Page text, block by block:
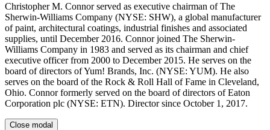
Christopher M. Connor served as executive chairman of The
Sherwin-Williams Company (NYSE: SHW), a global manufacturer
of paint, architectural coatings, industrial finishes and associated
supplies, until December 2016. Connor joined The Sherwin-
Williams Company in 1983 and served as its chairman and chief
executive officer from 2000 to December 2015. He serves on the
board of directors of Yum! Brands, Inc. (NYSE: YUM). He also
serves on the board of the Rock & Roll Hall of Fame in Cleveland,
Ohio. Connor formerly served on the board of directors of Eaton
Corporation plc (NYSE: ETN). Director since October 1, 2017.
Close modal